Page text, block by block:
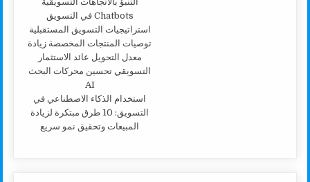
استخدام الذكاء الاصطناعي في
التسويق: 10 طرق مبتكرة لزيادة
المبيعات وتحقيق نمو سريع